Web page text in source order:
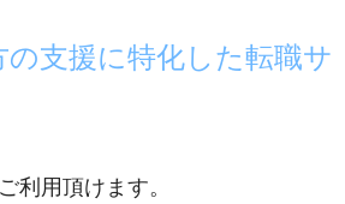
支援に特化した転職サ
利用頂けます。